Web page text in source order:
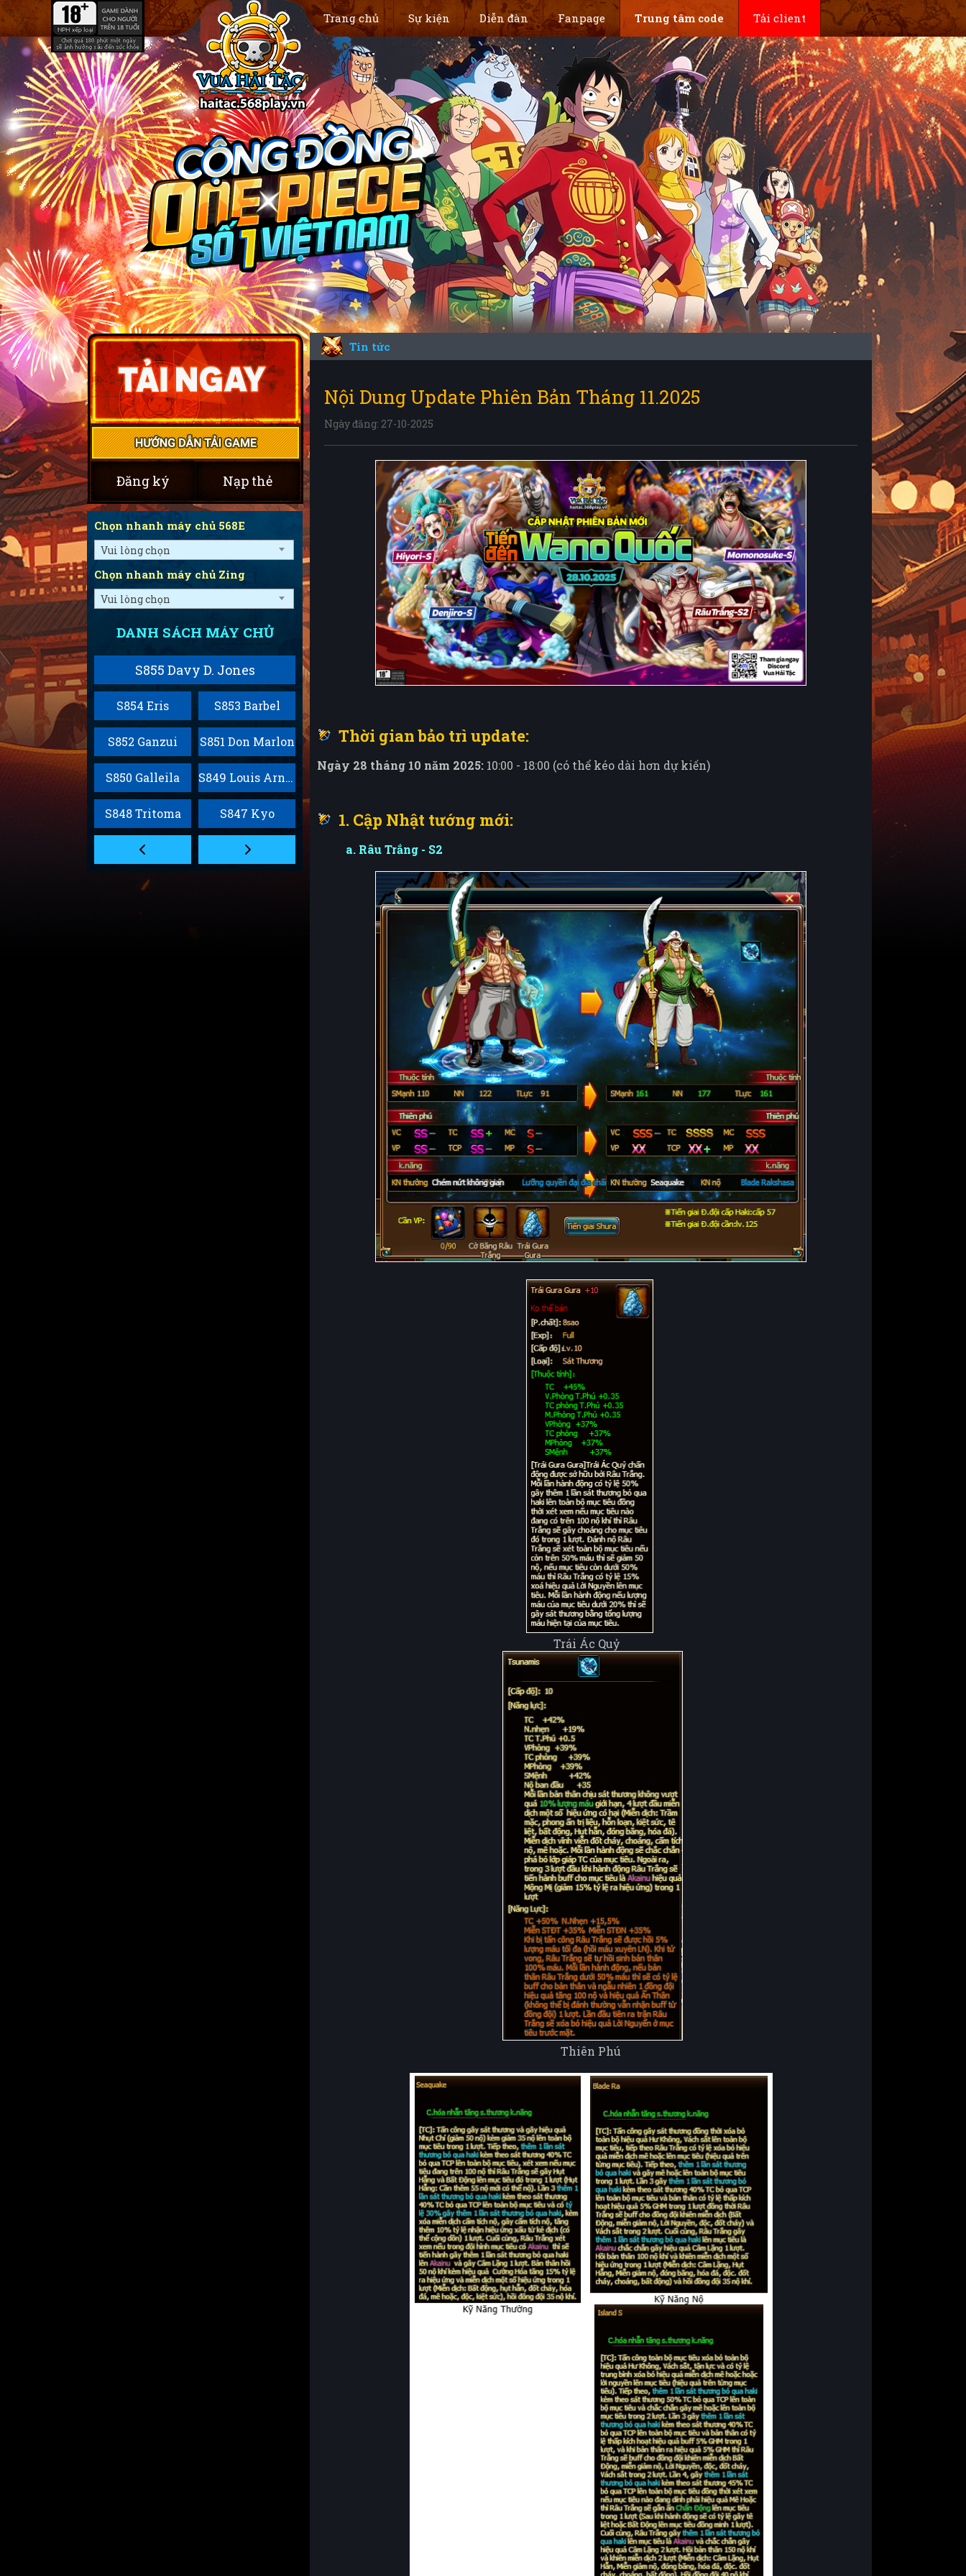
Trang chủ Sự kiện Diễn đàn Fanpage Trung tâm code Tải client
Đăng ký Nạp thẻ
Chọn nhanh máy chủ 568E
Vui lòng chọn
Chọn nhanh máy chủ Zing
Vui lòng chọn
DANH SÁCH MÁY CHỦ
S855 Davy D. Jones
S854 Eris S853 Barbel
S852 Ganzui S851 Don Marlon
S850 Galleila S849 Louis Arnote
S848 Tritoma S847 Kyo
Tin tức
Nội Dung Update Phiên Bản Tháng 11.2025
Ngày đăng: 27-10-2025
Thời gian bảo trì update:
Ngày 28 tháng 10 năm 2025: 10:00 - 18:00 (có thể kéo dài hơn dự kiến)
1. Cập Nhật tướng mới:
a. Râu Trắng - S2
Trái Ác Quỷ
Thiên Phú